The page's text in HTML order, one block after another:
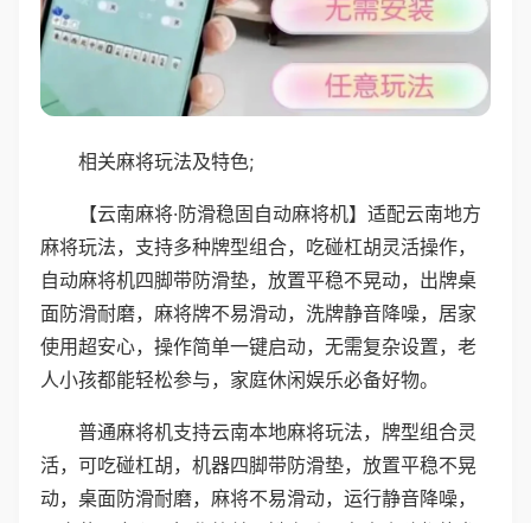
相关麻将玩法及特色;
【云南麻将·防滑稳固自动麻将机】适配云南地方
麻将玩法，支持多种牌型组合，吃碰杠胡灵活操作，
自动麻将机四脚带防滑垫，放置平稳不晃动，出牌桌
面防滑耐磨，麻将牌不易滑动，洗牌静音降噪，居家
使用超安心，操作简单一键启动，无需复杂设置，老
人小孩都能轻松参与，家庭休闲娱乐必备好物。
普通麻将机支持云南本地麻将玩法，牌型组合灵
活，可吃碰杠胡，机器四脚带防滑垫，放置平稳不晃
动，桌面防滑耐磨，麻将不易滑动，运行静音降噪，